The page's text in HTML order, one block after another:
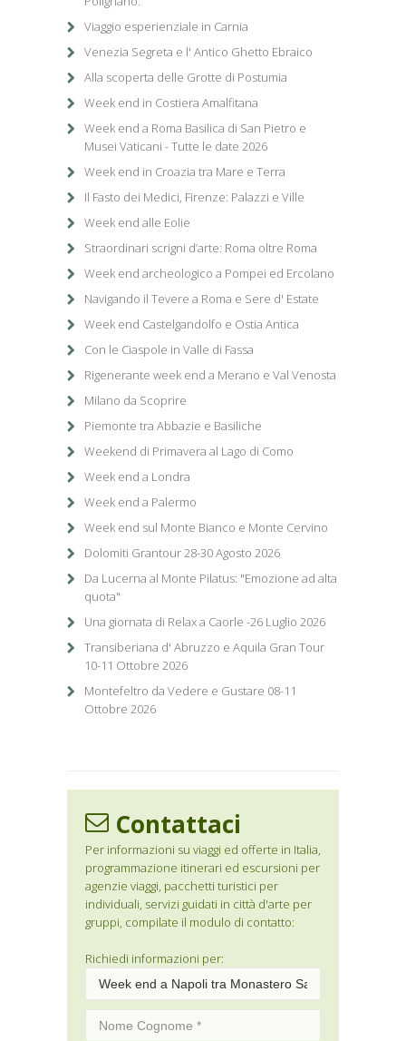
Viaggio esperienziale in Carnia
Venezia Segreta e l' Antico Ghetto Ebraico
Alla scoperta delle Grotte di Postumia
Week end in Costiera Amalfitana
Week end a Roma Basilica di San Pietro e
Musei Vaticani - Tutte le date 2026
Week end in Croazia tra Mare e Terra
Il Fasto dei Medici, Firenze: Palazzi e Ville
Week end alle Eolie
Straordinari scrigni d’arte: Roma oltre Roma
Week end archeologico a Pompei ed Ercolano
Navigando il Tevere a Roma e Sere d' Estate
Week end Castelgandolfo e Ostia Antica
Con le Ciaspole in Valle di Fassa
Rigenerante week end a Merano e Val Venosta
Milano da Scoprire
Piemonte tra Abbazie e Basiliche
Weekend di Primavera al Lago di Como
Week end a Londra
Week end a Palermo
Week end sul Monte Bianco e Monte Cervino
Dolomiti Grantour 28-30 Agosto 2026
Da Lucerna al Monte Pilatus: "Emozione ad alta
quota"
Una giornata di Relax a Caorle -26 Luglio 2026
Transiberiana d' Abruzzo e Aquila Gran Tour
10-11 Ottobre 2026
Montefeltro da Vedere e Gustare 08-11
Ottobre 2026
Contattaci
Per informazioni su viaggi ed offerte in Italia,
programmazione itinerari ed escursioni per
agenzie viaggi, pacchetti turistici per
individuali, servizi guidati in città d'arte per
gruppi, compilate il modulo di contatto:
Richiedi informazioni per: